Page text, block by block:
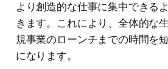
より創造的な仕事に集中できる
きます。これにより、全体的な
規事業のローンチまでの時間を
になります。